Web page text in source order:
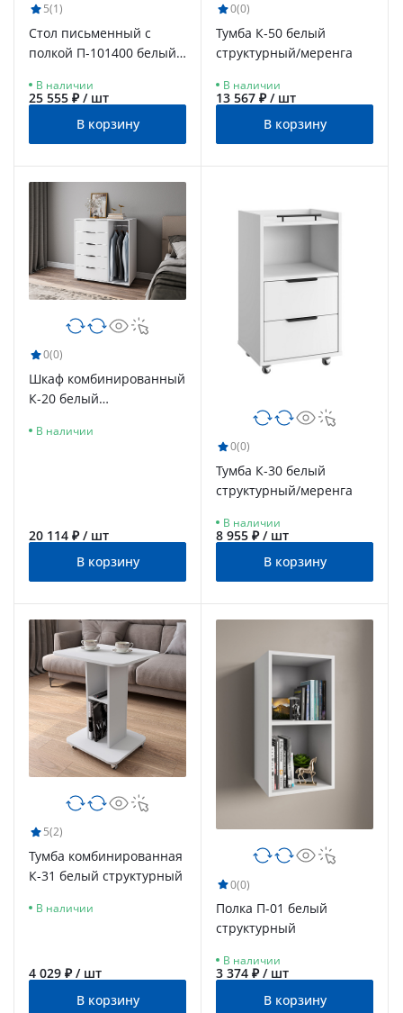
5(1)
Стол письменный с
полкой П-101400 белый
В наличии
25 555 ₽ / шт
В корзину
0(0)
Тумба К-50 белый
структурный/меренга
В наличии
13 567 ₽ / шт
В корзину
0(0)
Шкаф комбинированный
К-20 белый
В наличии
20 114 ₽ / шт
В корзину
0(0)
Тумба К-30 белый
структурный/меренга
В наличии
8 955 ₽ / шт
В корзину
5(2)
Тумба комбинированная
К-31 белый структурный
В наличии
4 029 ₽ / шт
В корзину
0(0)
Полка П-01 белый
структурный
В наличии
3 374 ₽ / шт
В корзину